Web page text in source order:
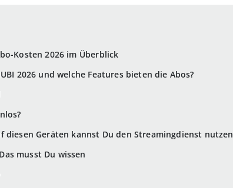
Kosten 2026 im Überblick
2026 und welche Features bieten die Abos?
diesen Geräten kannst Du den Streamingdienst nutzen
musst Du wissen